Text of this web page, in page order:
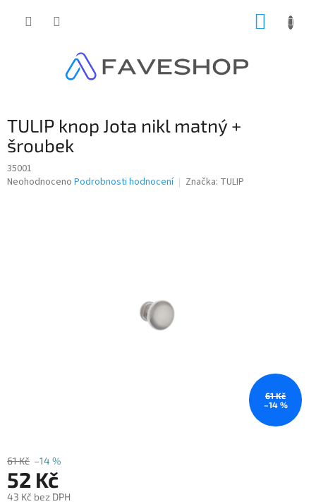
TULIP knop Jota nikl matný +
šroubek
35001
Průměrné
Neohodnoceno Podrobnosti hodnocení Značka: TULIP
61 Kč
–14 %
61 Kč –14 %
52 Kč
43 Kč bez DPH